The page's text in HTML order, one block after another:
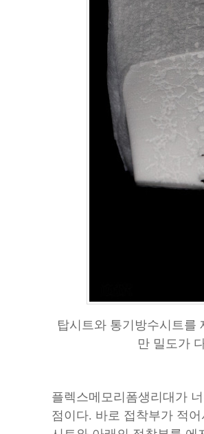
탑시트와 통기방수시트를
만 밀도가
플렉스메모리폼생리대가
점이다. 바로 접착부가 적